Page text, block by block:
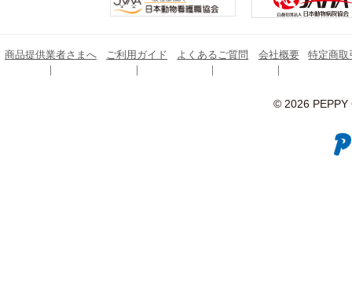
商品提供業者さまへ ご利用ガイド よくあるご質問 会社概要 特定商取
© 2026 PEPPY